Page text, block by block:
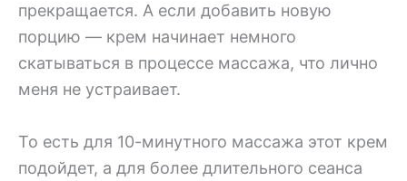
прекращается. А если добавить новую
порцию — крем начинает немного
скатываться в процессе массажа, что лично
меня не устраивает.
То есть для 10-минутного массажа этот крем
подойдет, а для более длительного сеанса